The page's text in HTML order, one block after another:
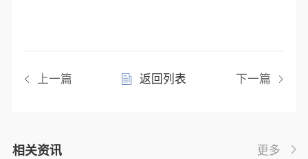
上一篇 返回列表 下一篇
相关资讯 更多